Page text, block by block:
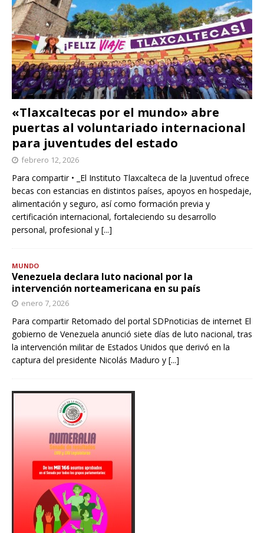
«Tlaxcaltecas por el mundo» abre
puertas al voluntariado internacional
para juventudes del estado
febrero 12, 2026
Para compartir • _El Instituto Tlaxcalteca de la Juventud ofrece
becas con estancias en distintos países, apoyos en hospedaje,
alimentación y seguro, así como formación previa y
certificación internacional, fortaleciendo su desarrollo
personal, profesional y [...]
MUNDO
Venezuela declara luto nacional por la
intervención norteamericana en su país
enero 7, 2026
Para compartir Retomado del portal SDPnoticias de internet El
gobierno de Venezuela anunció siete días de luto nacional, tras
la intervención militar de Estados Unidos que derivó en la
captura del presidente Nicolás Maduro y [...]